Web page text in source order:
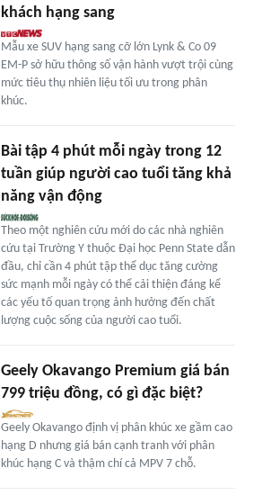
khách hạng sang
Mẫu xe SUV hạng sang cỡ lớn Lynk & Co 09
EM-P sở hữu thông số vận hành vượt trội cùng
mức tiêu thụ nhiên liệu tối ưu trong phân
khúc.
Bài tập 4 phút mỗi ngày trong 12
tuần giúp người cao tuổi tăng khả
năng vận động
Theo một nghiên cứu mới do các nhà nghiên
cứu tại Trường Y thuộc Đại học Penn State dẫn
đầu, chỉ cần 4 phút tập thể dục tăng cường
sức mạnh mỗi ngày có thể cải thiện đáng kể
các yếu tố quan trọng ảnh hưởng đến chất
lượng cuộc sống của người cao tuổi.
Geely Okavango Premium giá bán
799 triệu đồng, có gì đặc biệt?
Geely Okavango định vị phân khúc xe gầm cao
hạng D nhưng giá bán cạnh tranh với phân
khúc hạng C và thậm chí cả MPV 7 chỗ.